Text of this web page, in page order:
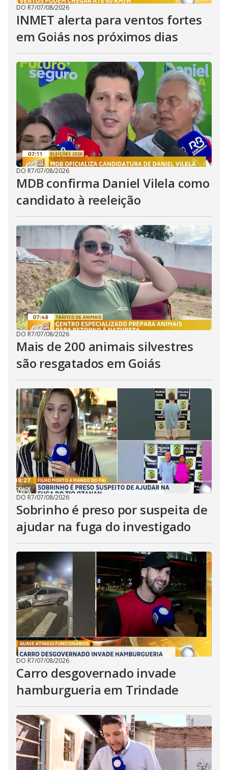
DO R7/07/08/2026
INMET alerta para ventos fortes
em Goiás nos próximos dias
DO R7/07/08/2026
MDB confirma Daniel Vilela como
candidato à reeleição
DO R7/07/08/2026
Mais de 200 animais silvestres
são resgatados em Goiás
DO R7/07/08/2026
Sobrinho é preso por suspeita de
ajudar na fuga do investigado
DO R7/07/08/2026
Carro desgovernado invade
hamburgueria em Trindade